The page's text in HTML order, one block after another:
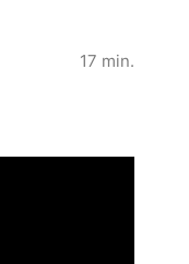
17 min.